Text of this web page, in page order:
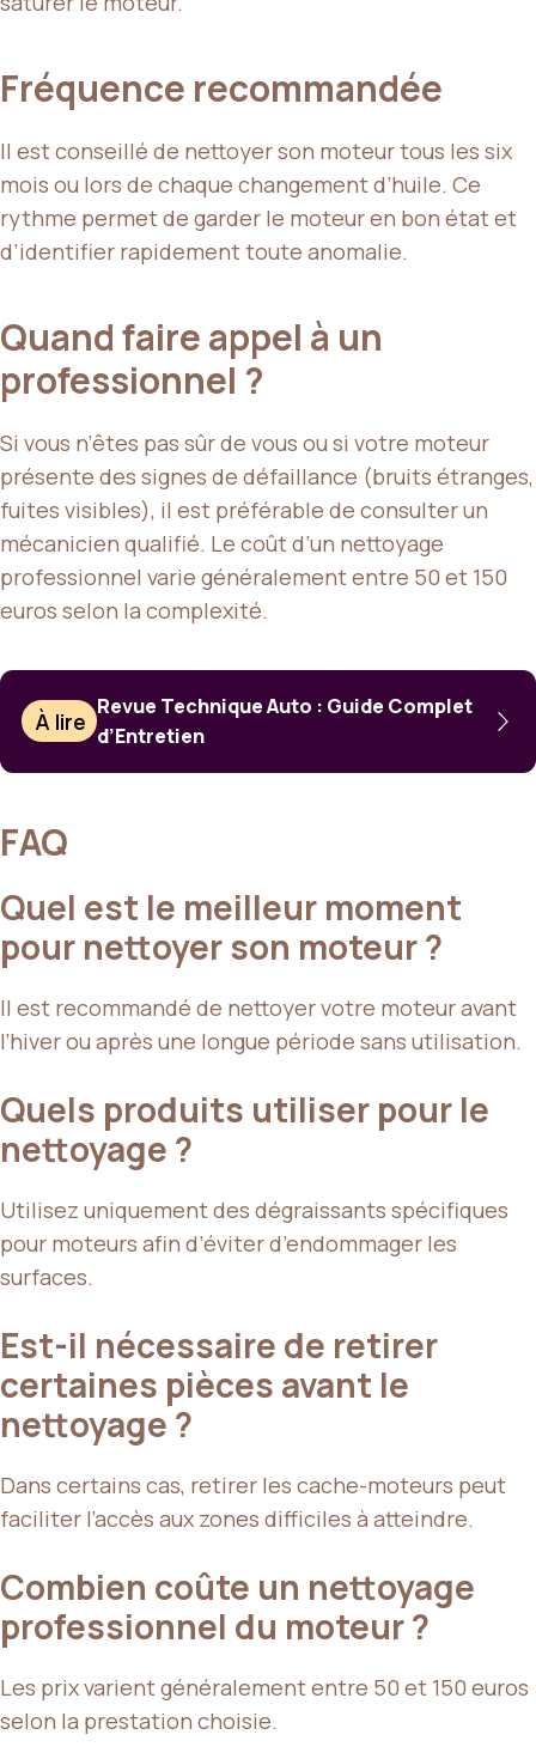
Fréquence recommandée
Il est conseillé de nettoyer son moteur tous les six
mois ou lors de chaque changement d’huile. Ce
rythme permet de garder le moteur en bon état et
d’identifier rapidement toute anomalie.
Quand faire appel à un
professionnel ?
Si vous n’êtes pas sûr de vous ou si votre moteur
présente des signes de défaillance (bruits étranges,
fuites visibles), il est préférable de consulter un
mécanicien qualifié. Le coût d’un nettoyage
professionnel varie généralement entre 50 et 150
euros selon la complexité.
À lire
Revue Technique Auto : Guide Complet
d’Entretien
FAQ
Quel est le meilleur moment
pour nettoyer son moteur ?
Il est recommandé de nettoyer votre moteur avant
l’hiver ou après une longue période sans utilisation.
Quels produits utiliser pour le
nettoyage ?
Utilisez uniquement des dégraissants spécifiques
pour moteurs afin d’éviter d’endommager les
surfaces.
Est-il nécessaire de retirer
certaines pièces avant le
nettoyage ?
Dans certains cas, retirer les cache-moteurs peut
faciliter l’accès aux zones difficiles à atteindre.
Combien coûte un nettoyage
professionnel du moteur ?
Les prix varient généralement entre 50 et 150 euros
selon la prestation choisie.